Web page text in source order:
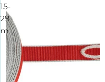
15-
29
m